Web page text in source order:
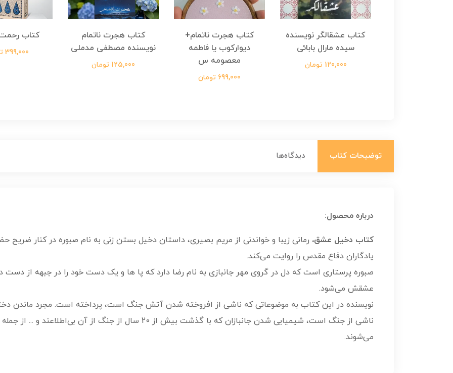
کتاب عشقالگر نویسنده
سیده مارال بابائی
120,000 تومان
کتاب هجرت ناتمام+
دیوارکوب یا فاطمه
معصومه س
699,000 تومان
کتاب هجرت ناتمام
نویسنده مصطفی مدملی
125,000 تومان
کتاب
399,000 تومان
توضیحات کتاب دیدگاه‌ها
درباره محصول:
کتاب دخیل عشق، رمانی زیبا و خواندنی از مریم بصیری، داستان دخیل بستن زنی به نام صبوره در کنار ضریح
یادگاران دفاع مقدس را روایت می‌کند.
صبوره پرستاری است که دل در گروی مهر جانبازی به نام رضا دارد که پا ها و یک دست خود را در جبهه از دست
عشقش می‌شود.
نویسنده در این کتاب به موضوعاتی که ناشی از افروخته شدن آتش جنگ است، پرداخته است. مجرد ماندن
ناشی از جنگ است، شیمیایی شدن جانبازان که با گذشت بیش از 20 سال از
می‌شوند.